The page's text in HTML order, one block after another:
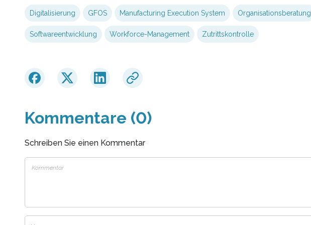
Digitalisierung GFOS Manufacturing Execution System Organisationsberatung
Softwareentwicklung Workforce-Management Zutrittskontrolle
Kommentare (0)
Schreiben Sie einen Kommentar